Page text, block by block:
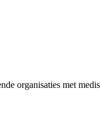
organisaties met